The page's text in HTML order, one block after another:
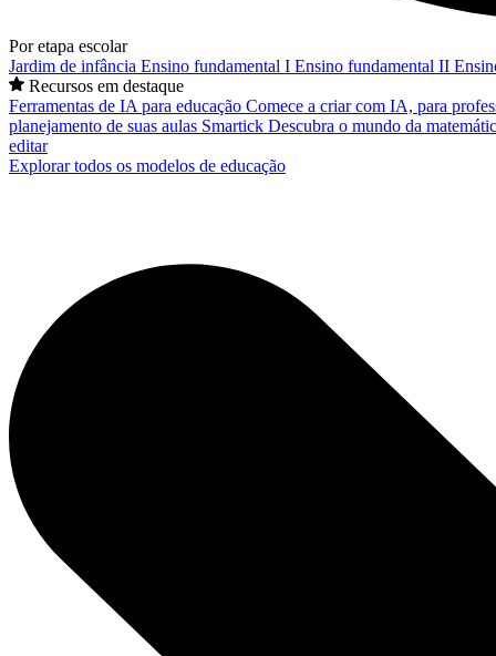
Por etapa escolar
Jardim de infância Ensino fundamental I Ensino fundamental II
Recursos em destaque
Ferramentas de IA para educação Comece a criar com IA, para
planejamento de suas aulas Smartick Descubra o mundo da
editar
Explorar todos os modelos de educação